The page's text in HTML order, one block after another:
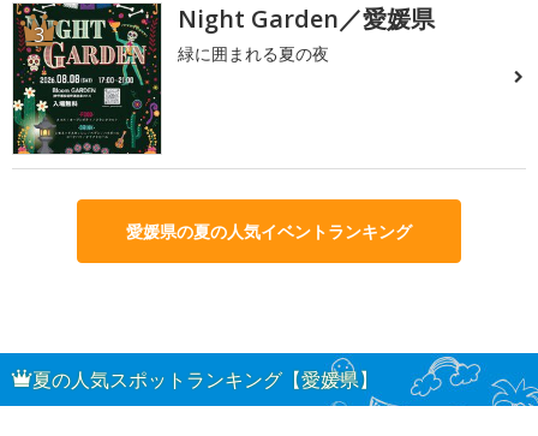
3 Night Garden／愛媛県
緑に囲まれる夏の夜
愛媛県の夏の人気イベントランキング
夏の人気スポットランキング【愛媛県】